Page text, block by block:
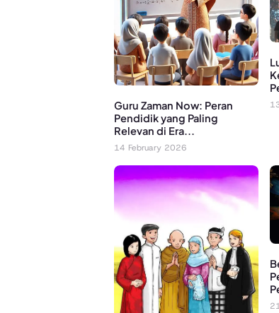
Guru Zaman Now: Peran
Pendidik yang Paling
Relevan di Era...
14 February 2026